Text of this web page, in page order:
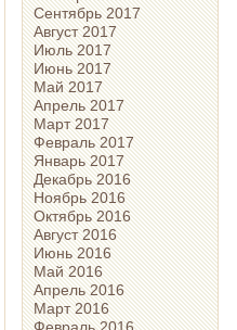
Сентябрь 2017
Август 2017
Июль 2017
Июнь 2017
Май 2017
Апрель 2017
Март 2017
Февраль 2017
Январь 2017
Декабрь 2016
Ноябрь 2016
Октябрь 2016
Август 2016
Июнь 2016
Май 2016
Апрель 2016
Март 2016